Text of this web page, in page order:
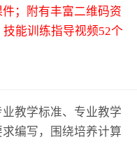
；附有丰富二维码资
能训练指导视频52个
教学标准、专业教学
编写，围绕培养计算